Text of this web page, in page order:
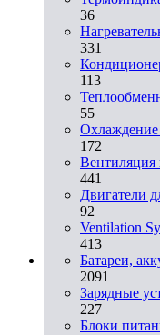
36
331
113
55
172
Вентиляция
441
Двигатели
92
Ventilation
413
Батареи,
2091
Зарядные
227
Блоки